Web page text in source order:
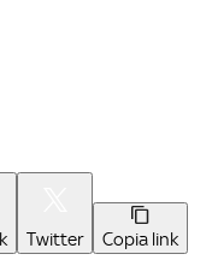
Twitter Copia link